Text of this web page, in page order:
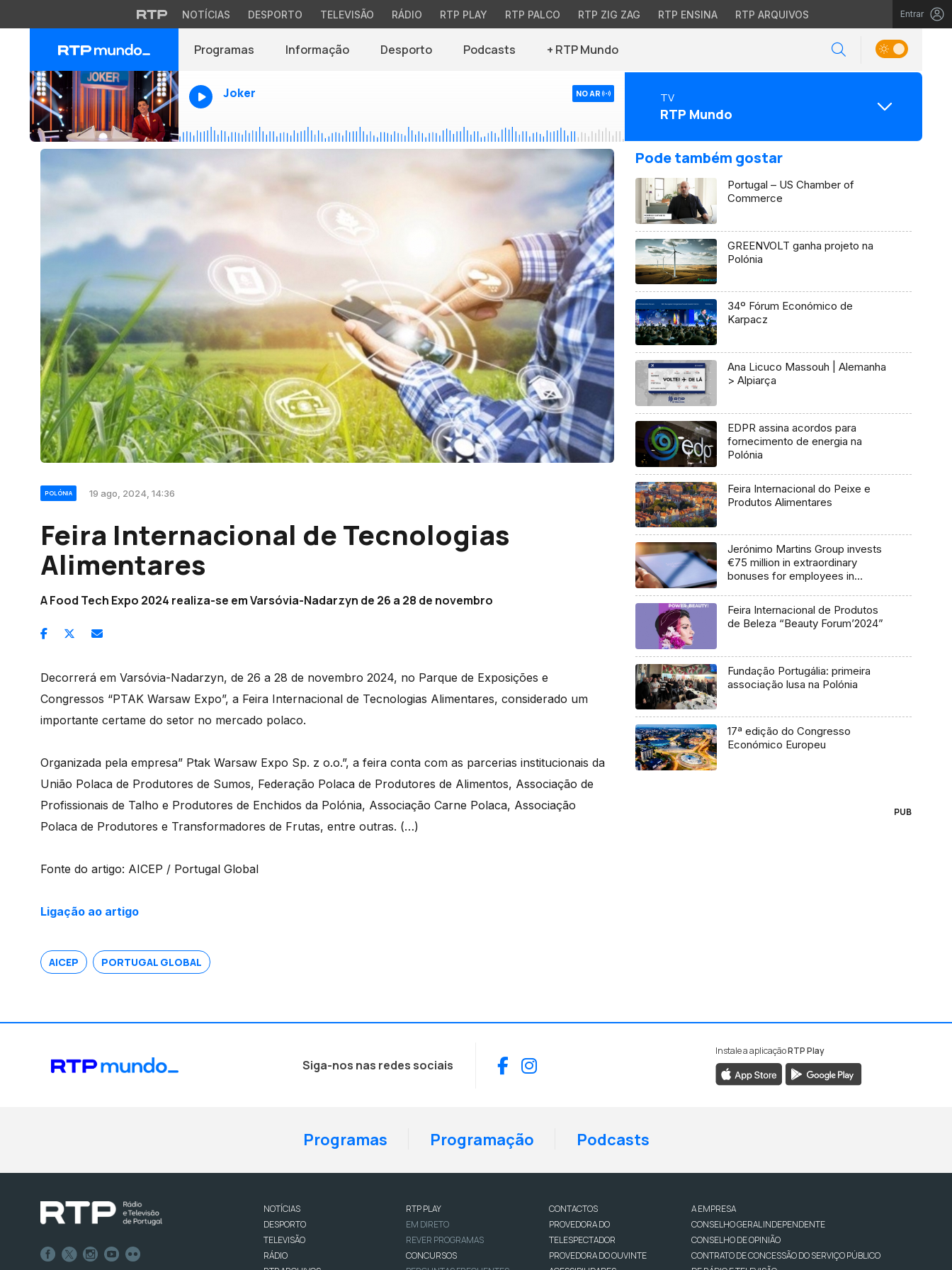
NOTÍCIAS DESPORTO TELEVISÃO RÁDIO RTP PLAY RTP PALCO RTP ZIG ZAG RTP ENSINA RTP ARQUIVOS Entrar
Programas Informação Desporto Podcasts + RTP Mundo
Joker NO AR TV
RTP Mundo
POLÓNIA 19 ago, 2024, 14:36
Feira Internacional de Tecnologias
Alimentares
A Food Tech Expo 2024 realiza-se em Varsóvia-Nadarzyn de 26 a 28 de novembro
Decorrerá em Varsóvia-Nadarzyn, de 26 a 28 de novembro 2024, no Parque de Exposições e
Congressos “PTAK Warsaw Expo”, a Feira Internacional de Tecnologias Alimentares, considerado um
importante certame do setor no mercado polaco.
Organizada pela empresa” Ptak Warsaw Expo Sp. z o.o.”, a feira conta com as parcerias institucionais da
União Polaca de Produtores de Sumos, Federação Polaca de Produtores de Alimentos, Associação de
Profissionais de Talho e Produtores de Enchidos da Polónia, Associação Carne Polaca, Associação
Polaca de Produtores e Transformadores de Frutas, entre outras. (…)
Fonte do artigo: AICEP / Portugal Global
Ligação ao artigo
AICEP PORTUGAL GLOBAL
Pode também gostar
Portugal – US Chamber of
Commerce
GREENVOLT ganha projeto na
Polónia
34º Fórum Económico de
Karpacz
Ana Licuco Massouh | Alemanha
> Alpiarça
EDPR assina acordos para
fornecimento de energia na
Polónia
Feira Internacional do Peixe e
Produtos Alimentares
Jerónimo Martins Group invests
€75 million in extraordinary
bonuses for employees in
Feira Internacional de Produtos
de Beleza “Beauty Forum’2024”
Fundação Portugália: primeira
associação lusa na Polónia
17ª edição do Congresso
Económico Europeu
PUB
Siga-nos nas redes sociais Facebook
Instagram
Instale a aplicaçãoRTP Play
Programas Programação Podcasts
NOTÍCIAS
DESPORTO
TELEVISÃO
RÁDIO
RTP PLAY
EM DIRETO
REVER PROGRAMAS
CONCURSOS
CONTACTOS
PROVEDORA DO
TELESPECTADOR
PROVEDORA DO OUVINTE
A EMPRESA
CONSELHO GERAL INDEPENDENTE
CONSELHO DE OPINIÃO
CONTRATO DE CONCESSÃO DO SERVIÇO PÚBLICO